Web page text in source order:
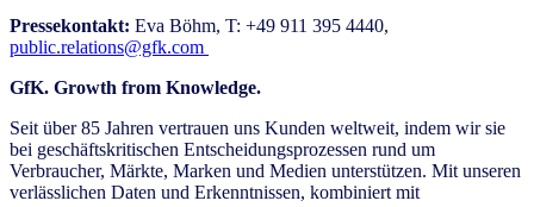
Pressekontakt: Eva Böhm, T: +49 911 395 4440,
public.relations@gfk.com
GfK. Growth from Knowledge.
Seit über 85 Jahren vertrauen uns Kunden weltweit, indem wir sie
bei geschäftskritischen Entscheidungsprozessen rund um
Verbraucher, Märkte, Marken und Medien unterstützen. Mit unseren
verlässlichen Daten und Erkenntnissen, kombiniert mit